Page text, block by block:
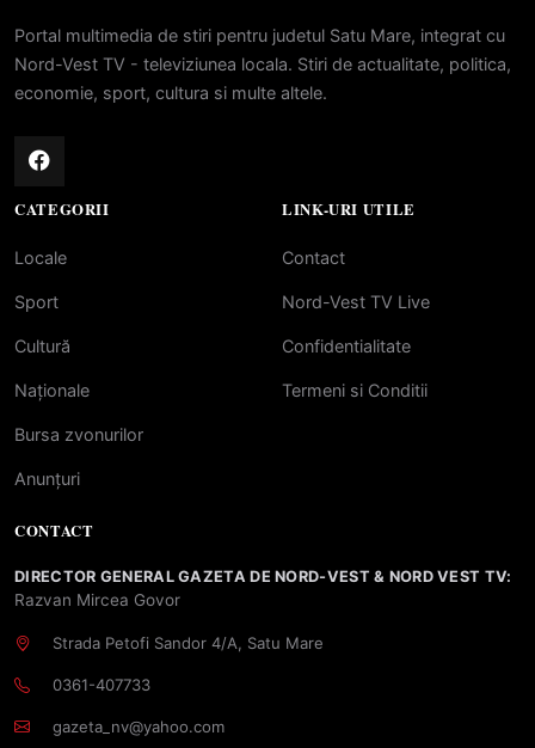
Portal multimedia de stiri pentru judetul Satu Mare, integrat cu
Nord-Vest TV - televiziunea locala. Stiri de actualitate, politica,
economie, sport, cultura si multe altele.
CATEGORII
Locale
Sport
Cultură
Naționale
Bursa zvonurilor
Anunțuri
LINK-URI UTILE
Contact
Nord-Vest TV Live
Confidentialitate
Termeni si Conditii
CONTACT
DIRECTOR GENERAL GAZETA DE NORD-VEST & NORD VEST TV:
Razvan Mircea Govor
Strada Petofi Sandor 4/A, Satu Mare
0361-407733
gazeta_nv@yahoo.com